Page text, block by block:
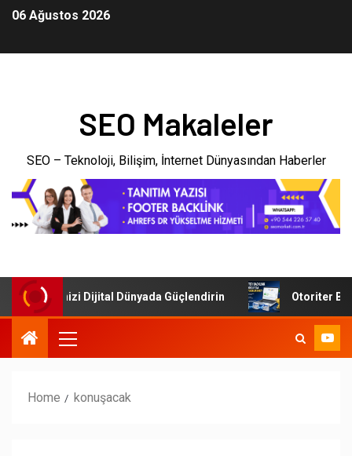
06 Ağustos 2026
SEO Makaleler
SEO – Teknoloji, Bilişim, İnternet Dünyasından Haberler
İşletmenizi Dijital Dünyada Güçlendirin Otoriter
Home konuşacak